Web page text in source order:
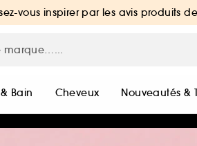
vous inspirer par les avis produits
Bain Cheveux Nouveautés &